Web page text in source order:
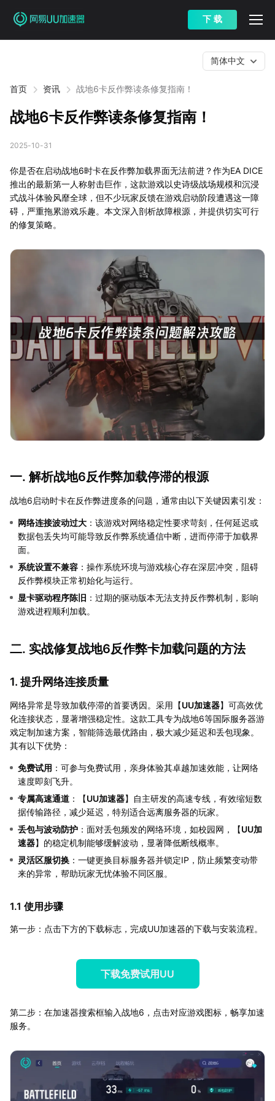
下 载
首页 资讯 战地6卡反作弊读条修复指南！
简体中文
战地6卡反作弊读条修复指南！
2025-10-31
你是否在启动战地6时卡在反作弊加载界面无法前进？作为EA DICE
推出的最新第一人称射击巨作，这款游戏以史诗级战场规模和沉浸
式战斗体验风靡全球，但不少玩家反馈在游戏启动阶段遭遇这一障
碍，严重拖累游戏乐趣。本文深入剖析故障根源，并提供切实可行
的修复策略。
一. 解析战地6反作弊加载停滞的根源
战地6启动时卡在反作弊进度条的问题，通常由以下关键因素引发：
网络连接波动过大 ：该游戏对网络稳定性要求苛刻，任何延迟或
数据包丢失均可能导致反作弊系统通信中断，进而停滞于加载界
面。
系统设置不兼容 ：操作系统环境与游戏核心存在深层冲突，阻碍
反作弊模块正常初始化与运行。
显卡驱动程序陈旧 ：过期的驱动版本无法支持反作弊机制，影响
游戏进程顺利加载。
二. 实战修复战地6反作弊卡加载问题的方法
1. 提升网络连接质量
网络异常是导致加载停滞的首要诱因。采用【UU加速器】可高效优
化连接状态，显著增强稳定性。这款工具专为战地6等国际服务器游
戏定制加速方案，智能筛选最优路由，极大减少延迟和丢包现象。
其有以下优势：
免费试用 ：可参与免费试用，亲身体验其卓越加速效能，让网络
速度即刻飞升。
专属高速通道 ：【UU加速器】自主研发的高速专线，有效缩短数
据传输路径，减少延迟，特别适合远离服务器的玩家。
丢包与波动防护 ：面对丢包频发的网络环境，如校园网，【UU加
速器】的稳定机制能够缓解波动，显著降低断线概率。
灵活区服切换 ：一键更换目标服务器并锁定IP，防止频繁变动带
来的异常，帮助玩家无忧体验不同区服。
1.1 使用步骤
第一步：点击下方的下载标志，完成UU加速器的下载与安装流程。
下载免费试用UU
第二步：在加速器搜索框输入战地6，点击对应游戏图标，畅享加速
服务。